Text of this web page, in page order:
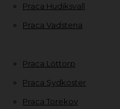
Praca Hudiksvall
Praca Vadstena
Praca Löttorp
Praca Sydkoster
Praca Torekov